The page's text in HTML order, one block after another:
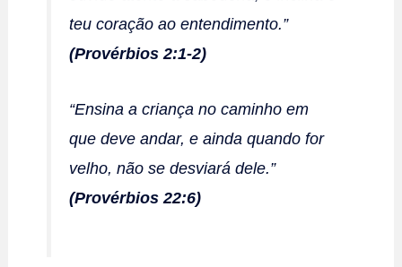
teu coração ao entendimento.”
(Provérbios 2:1-2)
“Ensina a criança no caminho em
que deve andar, e ainda quando for
velho, não se desviará dele.”
(Provérbios 22:6)